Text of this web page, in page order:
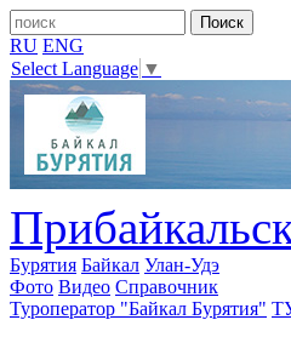
RU ENG
Select Language ▼
Бурятия Байкал Улан-Удэ
Фото Видео Справочник
Туроператор "Байкал Бурятия"